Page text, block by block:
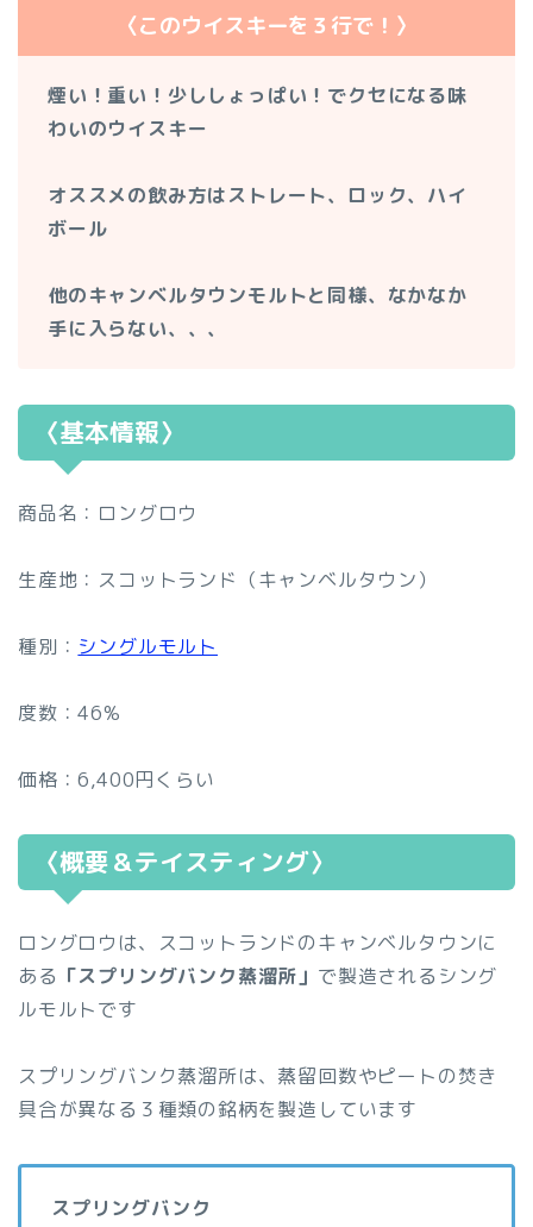
〈このウイスキーを３行で！〉
煙い！重い！少ししょっぱい！でクセになる味
わいのウイスキー
オススメの飲み方はストレート、ロック、ハイ
ボール
他のキャンベルタウンモルトと同様、なかなか
手に入らない、、、
〈基本情報〉
商品名：ロングロウ
生産地：スコットランド（キャンベルタウン）
種別： シングルモルト
度数：46%
価格：6,400円くらい
〈概要＆テイスティング〉
ロングロウは、スコットランドのキャンベルタウンに
ある 「スプリングバンク蒸溜所」 で製造されるシング
ルモルトです
スプリングバンク蒸溜所は、蒸留回数やピートの焚き
具合が異なる３種類の銘柄を製造しています
スプリングバンク